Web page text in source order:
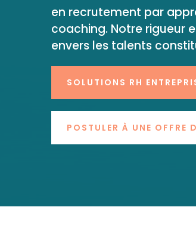
en recrutement par
coaching. Notre rigueur
envers les talents
SOLUTIONS RH
POSTULER À UNE OFFRE